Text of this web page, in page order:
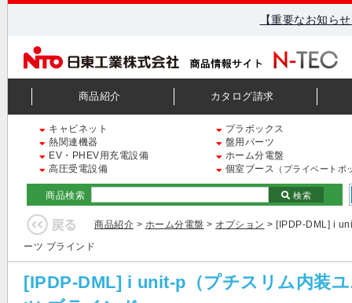
【重要なお知ら
商品紹介 カタログ請求
キャビネット
プラボックス
熱関連機器
盤用パーツ
EV・PHEV用充電設備
ホーム分電盤
高圧受電設備
個室ブース （プライベートボ
商品検索 検索
商品紹介 > ホーム分電盤 > オプション > [IPDP-DML] i
ーツ ブラインド
[IPDP-DML] i unit-p（プチスリム内装